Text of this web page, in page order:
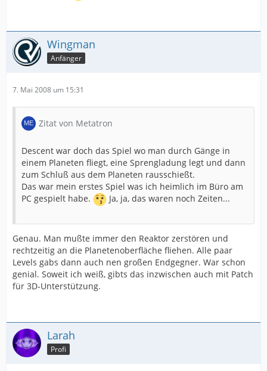
Wingman
Anfänger
7. Mai 2008 um 15:31
Zitat von Metatron
Descent war doch das Spiel wo man durch Gänge in
einem Planeten fliegt, eine Sprengladung legt und dann
zum Schluß aus dem Planeten rausschießt.
Das war mein erstes Spiel was ich heimlich im Büro am
PC gespielt habe.
Ja, ja, das waren noch Zeiten...
Genau. Man mußte immer den Reaktor zerstören und
rechtzeitig an die Planetenoberfläche fliehen. Alle paar
Levels gabs dann auch nen großen Endgegner. War schon
genial. Soweit ich weiß, gibts das inzwischen auch mit Patch
für 3D-Unterstützung.
Larah
Profi